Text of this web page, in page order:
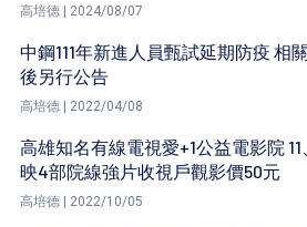
高培德 | 2024/08/07
中鋼111年新進人員甄試延期防疫 相
後另行公告
高培德 | 2022/04/08
高雄知名有線電視愛+1公益電影院 11
映4部院線強片收視戶觀影價50元
高培德 | 2022/10/05